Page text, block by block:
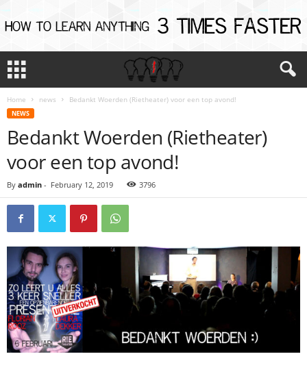
Home news Bedankt Woerden (Rietheater) voor een top avond!
NEWS
Bedankt Woerden (Rietheater)
voor een top avond!
By admin - February 12, 2019 3796